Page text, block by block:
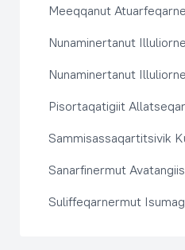
Meeqqanut
Nunaminertanut
Nunaminertanut
Pisortaqatigiit
Sammisassaqartitsivik
Sanarfinermut
Suliffeqarnermut